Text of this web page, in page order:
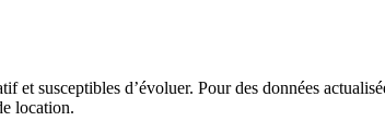
susceptibles d’évoluer. Pour des données
location.